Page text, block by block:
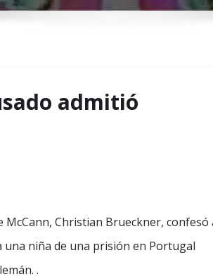
r
u
admitió
Christian Brueckner, confesó
una niña de una prisión en Portugal
.